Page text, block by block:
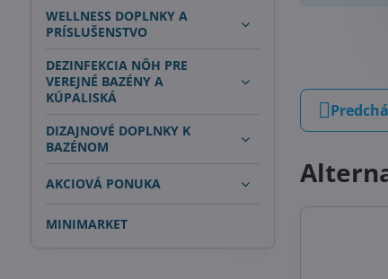
WELLNESS DOPLNKY A
PRÍSLUŠENSTVO
DEZINFEKCIA NÔH PRE
VEREJNÉ BAZÉNY A
KÚPALISKÁ
DIZAJNOVÉ DOPLNKY K
BAZÉNOM
AKCIOVÁ PONUKA
MINIMARKET